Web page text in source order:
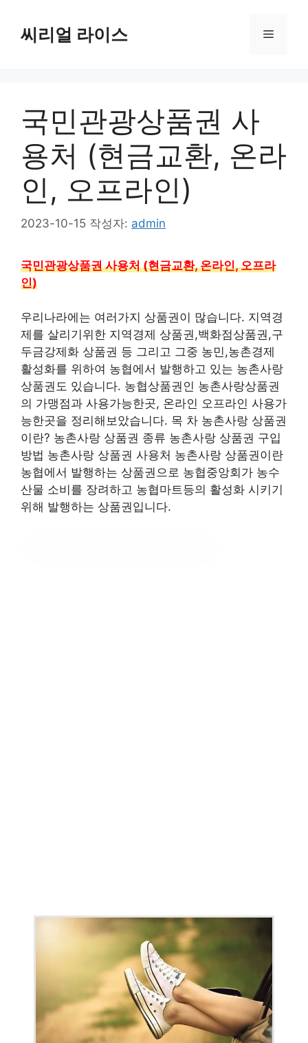
씨리얼 라이스 메
국민관광상품권 사
용처 (현금교환, 온라
인, 오프라인)
2023-10-15 작성자: admin
국민관광상품권 사용처 (현금교환, 온라인, 오프라
인)
우리나라에는 여러가지 상품권이 많습니다. 지역경
제를 살리기위한 지역경제 상품권,백화점상품권,구
두금강제화 상품권 등 그리고 그중 농민,농촌경제
활성화를 위하여 농협에서 발행하고 있는 농촌사랑
상품권도 있습니다. 농협상품권인 농촌사랑상품권
의 가맹점과 사용가능한곳, 온라인 오프라인 사용가
능한곳을 정리해보았습니다. 목 차 농촌사랑 상품권
이란? 농촌사랑 상품권 종류 농촌사랑 상품권 구입
방법 농촌사랑 상품권 사용처 농촌사랑 상품권이란
농협에서 발행하는 상품권으로 농협중앙회가 농수
산물 소비를 장려하고 농협마트등의 활성화 시키기
위해 발행하는 상품권입니다.